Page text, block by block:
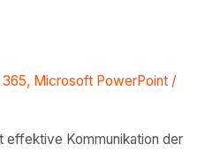
, Microsoft PowerPoint /
effektive Kommunikation der